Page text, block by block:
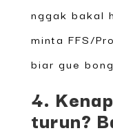
nggak bakal
minta FFS/
biar gue
4.
turun?